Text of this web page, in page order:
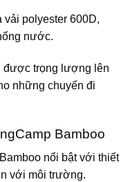
vải polyester 600D,
nước.
được trọng lượng lên
những chuyến đi
Bamboo
nổi bật với thiết
với môi trường.